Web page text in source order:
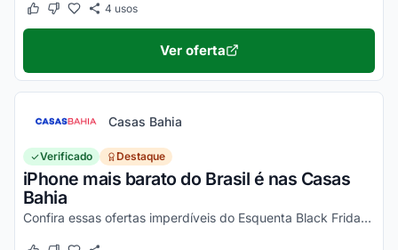
Este cupom funcionou
Este cupom não funcionou
4 usos
Ver oferta
Casas Bahia
Verificado Destaque
iPhone mais barato do Brasil é nas Casas
Bahia
Confira essas ofertas imperdíveis do Esquenta Black Friday Casas Bahia!